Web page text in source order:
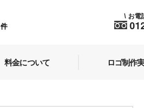
件
\ お電
料金について ロゴ制作